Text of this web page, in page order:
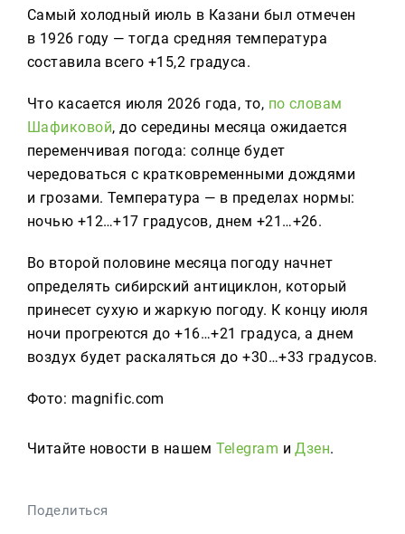
Самый холодный июль в Казани был отмечен
в 1926 году — тогда средняя температура
составила всего +15,2 градуса.
Что касается июля 2026 года, то, по словам
Шафиковой, до середины месяца ожидается
переменчивая погода: солнце будет
чередоваться с кратковременными дождями
и грозами. Температура — в пределах нормы:
ночью +12…+17 градусов, днем +21…+26.
Во второй половине месяца погоду начнет
определять сибирский антициклон, который
принесет сухую и жаркую погоду. К концу июля
ночи прогреются до +16…+21 градуса, а днем
воздух будет раскаляться до +30…+33 градусов.
Фото: magnific.com
Читайте новости в нашем Telegram иДзен.
Поделиться